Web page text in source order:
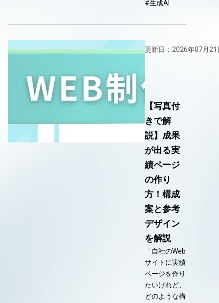
#生成AI
更新日：2026年07月21
【写真付
きで解
説】成果
が出る実
績ページ
の作り
方！構成
案と参考
デザイン
を解説
「自社のWeb
サイトに実績
ページを作り
たいけれど、
どのような構